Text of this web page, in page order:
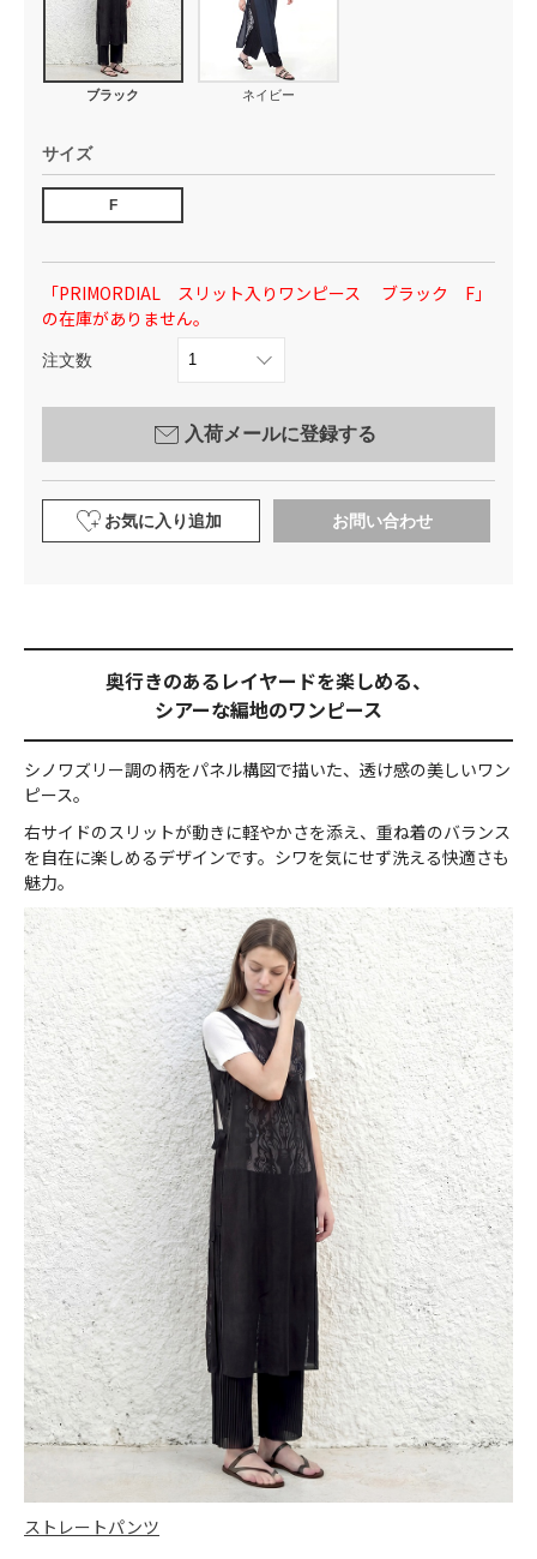
ブラック ネイビー
サイズ
F
「PRIMORDIAL スリット入りワンピース ブラック F」
の在庫がありません。
注文数
入荷メールに登録する
お気に入り追加 お問い合わせ
奥行きのあるレイヤードを楽しめる、
シアーな編地のワンピース
シノワズリー調の柄をパネル構図で描いた、透け感の美しいワン
ピース。
右サイドのスリットが動きに軽やかさを添え、重ね着のバランス
を自在に楽しめるデザインです。シワを気にせず洗える快適さも
魅力。
ストレートパンツ